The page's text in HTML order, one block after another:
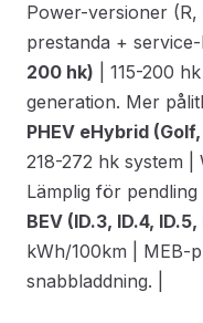
Power-versioner
prestanda + service-
200 hk) | 115-200
generation. Mer
PHEV eHybrid
218-272 hk system |
Lämplig för pendling
BEV (ID.3, ID.4, ID.5,
kWh/100km | MEB-
snabbladdning. |